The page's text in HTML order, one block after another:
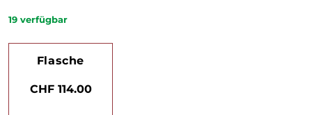
19 verfügbar
Flasche
CHF 114.00